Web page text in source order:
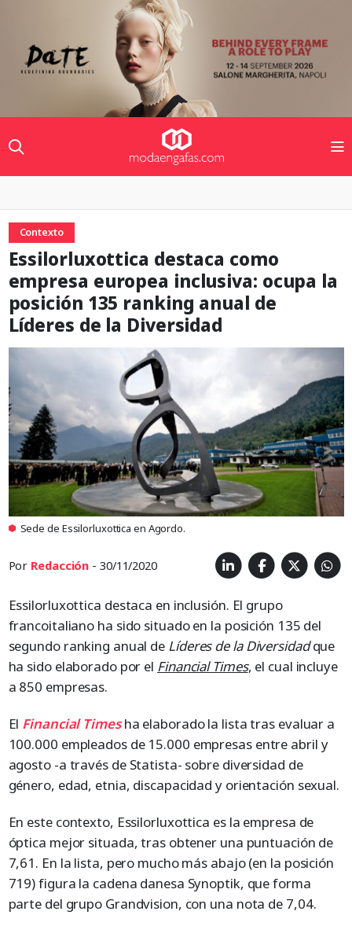
Contexto
Essilorluxottica destaca como
empresa europea inclusiva: ocupa la
posición 135 ranking anual de
Líderes de la Diversidad
Sede de Essilorluxottica en Agordo.
Por Redacción - 30/11/2020
Essilorluxottica destaca en inclusión. El grupo
francoitaliano ha sido situado en la posición 135 del
segundo ranking anual de Líderes de la Diversidadque
ha sido elaborado por el Financial Times, el cual incluye
a 850 empresas.
El Financial Timesha elaborado la lista tras evaluar a
100.000 empleados de 15.000 empresas entre abril y
agosto -a través de Statista- sobre diversidad de
género, edad, etnia, discapacidad y orientación sexual.
En este contexto, Essilorluxottica es la empresa de
óptica mejor situada, tras obtener una puntuación de
7,61. En la lista, pero mucho más abajo (en la posición
719) figura la cadena danesa Synoptik, que forma
parte del grupo Grandvision, con una nota de 7,04.